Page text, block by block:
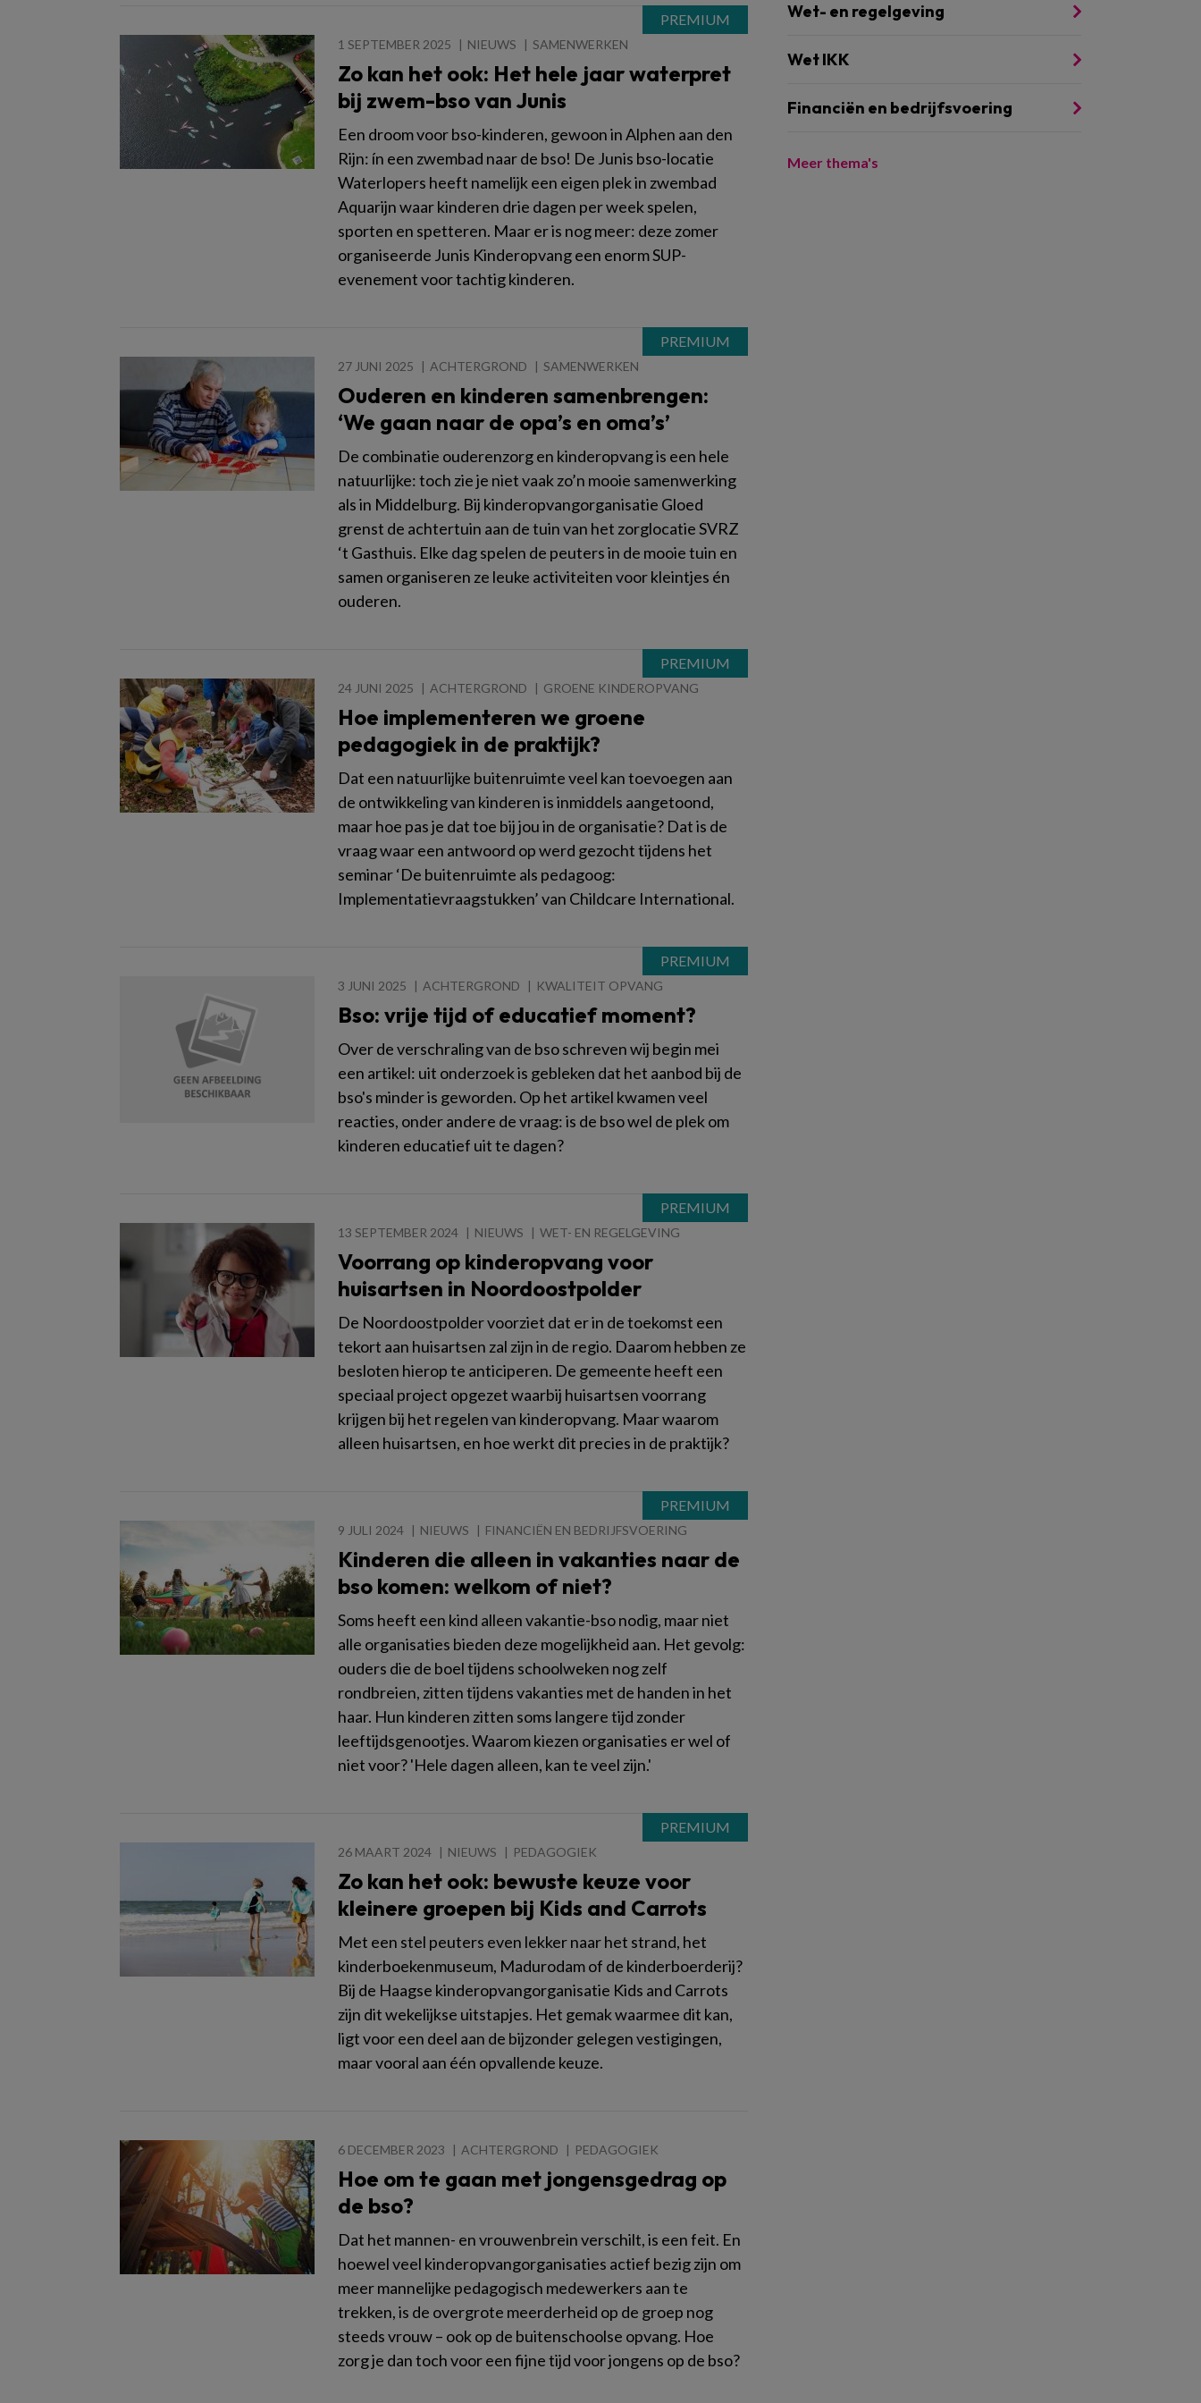
1 SEPTEMBER 2025 NIEUWS SAMENWERKEN
Zo kan het ook: Het hele jaar waterpret
bij zwem-bso van Junis
Een droom voor bso-kinderen, gewoon in Alphen aan den
Rijn: ín een zwembad naar de bso! De Junis bso-locatie
Waterlopers heeft namelijk een eigen plek in zwembad
Aquarijn waar kinderen drie dagen per week spelen,
sporten en spetteren. Maar er is nog meer: deze zomer
organiseerde Junis Kinderopvang een enorm SUP-
evenement voor tachtig kinderen.
27 JUNI 2025 ACHTERGROND SAMENWERKEN
Ouderen en kinderen samenbrengen:
‘We gaan naar de opa’s en oma’s’
De combinatie ouderenzorg en kinderopvang is een hele
natuurlijke: toch zie je niet vaak zo’n mooie samenwerking
als in Middelburg. Bij kinderopvangorganisatie Gloed
grenst de achtertuin aan de tuin van het zorglocatie SVRZ
‘t Gasthuis. Elke dag spelen de peuters in de mooie tuin en
samen organiseren ze leuke activiteiten voor kleintjes én
ouderen.
24 JUNI 2025 ACHTERGROND GROENE KINDEROPVANG
Hoe implementeren we groene
pedagogiek in de praktijk?
Dat een natuurlijke buitenruimte veel kan toevoegen aan
de ontwikkeling van kinderen is inmiddels aangetoond,
maar hoe pas je dat toe bij jou in de organisatie? Dat is de
vraag waar een antwoord op werd gezocht tijdens het
seminar ‘De buitenruimte als pedagoog:
Implementatievraagstukken’ van Childcare International.
3 JUNI 2025 ACHTERGROND KWALITEIT OPVANG
Bso: vrije tijd of educatief moment?
Over de verschraling van de bso schreven wij begin mei
een artikel: uit onderzoek is gebleken dat het aanbod bij de
bso's minder is geworden. Op het artikel kwamen veel
reacties, onder andere de vraag: is de bso wel de plek om
kinderen educatief uit te dagen?
13 SEPTEMBER 2024 NIEUWS WET- EN REGELGEVING
Voorrang op kinderopvang voor
huisartsen in Noordoostpolder
De Noordoostpolder voorziet dat er in de toekomst een
tekort aan huisartsen zal zijn in de regio. Daarom hebben ze
besloten hierop te anticiperen. De gemeente heeft een
speciaal project opgezet waarbij huisartsen voorrang
krijgen bij het regelen van kinderopvang. Maar waarom
alleen huisartsen, en hoe werkt dit precies in de praktijk?
9 JULI 2024 NIEUWS FINANCIËN EN BEDRIJFSVOERING
Kinderen die alleen in vakanties naar de
bso komen: welkom of niet?
Soms heeft een kind alleen vakantie-bso nodig, maar niet
alle organisaties bieden deze mogelijkheid aan. Het gevolg:
ouders die de boel tijdens schoolweken nog zelf
rondbreien, zitten tijdens vakanties met de handen in het
haar. Hun kinderen zitten soms langere tijd zonder
leeftijdsgenootjes. Waarom kiezen organisaties er wel of
niet voor? 'Hele dagen alleen, kan te veel zijn.'
26 MAART 2024 NIEUWS PEDAGOGIEK
Zo kan het ook: bewuste keuze voor
kleinere groepen bij Kids and Carrots
Met een stel peuters even lekker naar het strand, het
kinderboekenmuseum, Madurodam of de kinderboerderij?
Bij de Haagse kinderopvangorganisatie Kids and Carrots
zijn dit wekelijkse uitstapjes. Het gemak waarmee dit kan,
ligt voor een deel aan de bijzonder gelegen vestigingen,
maar vooral aan één opvallende keuze.
6 DECEMBER 2023 ACHTERGROND PEDAGOGIEK
Hoe om te gaan met jongensgedrag op
de bso?
Dat het mannen- en vrouwenbrein verschilt, is een feit. En
hoewel veel kinderopvangorganisaties actief bezig zijn om
meer mannelijke pedagogisch medewerkers aan te
trekken, is de overgrote meerderheid op de groep nog
steeds vrouw – ook op de buitenschoolse opvang. Hoe
zorg je dan toch voor een fijne tijd voor jongens op de bso?
Wet- en regelgeving
Wet IKK
Financiën en bedrijfsvoering
Meer thema's